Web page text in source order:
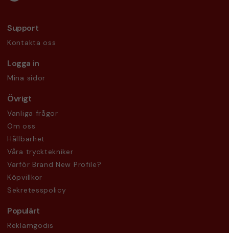
Support
Kontakta oss
Logga in
Mina sidor
Övrigt
Vanliga frågor
Om oss
Hållbarhet
Våra trycktekniker
Varför Brand New Profile?
Köpvillkor
Sekretesspolicy
Populärt
Reklamgodis